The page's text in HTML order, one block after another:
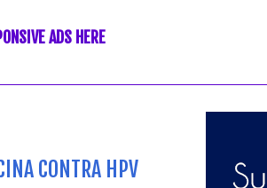
ADS HERE
CONTRA HPV